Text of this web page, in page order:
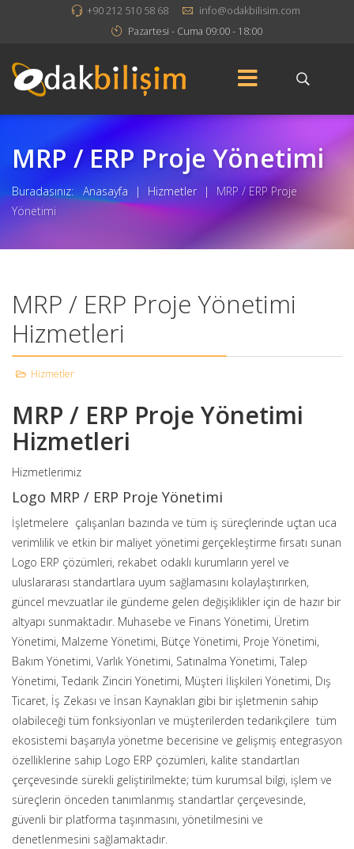
+90 212 510 58 68
info@odakbilisim.com
Pazartesi - Cuma 09:00 - 18:00
MRP / ERP Proje Yönetimi
Buradasınız: Anasayfa | Hizmetler |
MRP / ERP Proje
Yönetimi
MRP / ERP Proje Yönetimi
Hizmetleri
Hizmetler
MRP / ERP Proje Yönetimi
Hizmetleri
Hizmetlerimiz
Logo MRP / ERP Proje Yönetimi
İşletmelere çalışanları bazında ve tüm iş süreçlerinde uçtan uca
verimlilik ve etkin bir maliyet yönetimi gerçekleştirme fırsatı sunan
Logo ERP çözümleri, rekabet odaklı kurumların yerel ve
uluslararası standartlara uyum sağlamasını kolaylaştırırken,
güncel mevzuatlar ile gündeme gelen değişiklikler için de hazır bir
altyapı sunmaktadır. Muhasebe ve Finans Yönetimi, Üretim
Yönetimi, Malzeme Yönetimi, Bütçe Yönetimi, Proje Yönetimi,
Bakım Yönetimi, Varlık Yönetimi, Satınalma Yönetimi, Talep
Yönetimi, Tedarik Zinciri Yönetimi, Müşteri İlişkileri Yönetimi, Dış
Ticaret, İş Zekası ve İnsan Kaynakları gibi bir işletmenin sahip
olabileceği tüm fonksiyonları ve müşterilerden tedarikçilere tüm
ekosistemi başarıyla yönetme becerisine ve gelişmiş entegrasyon
özelliklerine sahip Logo ERP çözümleri, kalite standartları
çerçevesinde sürekli geliştirilmekte; tüm kurumsal bilgi, işlem ve
süreçlerin önceden tanımlanmış standartlar çerçevesinde,
güvenli bir platforma taşınmasını, yönetilmesini ve
denetlenmesini sağlamaktadır.